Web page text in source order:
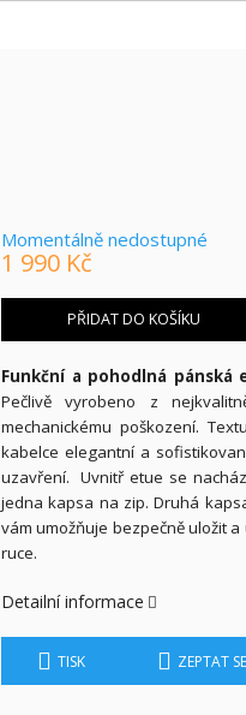
1 990 Kč
cena:
Momentálně nedostupné
PŘIDAT DO KOŠÍKU
Funkční a pohodlná pánská
Pečlivě vyrobeno z
mechanickému poškození.
kabelce elegantní a
uzavření. Uvnitř etue se
jedna kapsa na zip. Druhá
vám umožňuje bezpečně uložit
ruce.
Detailní informace
TISK ZEPTAT SE